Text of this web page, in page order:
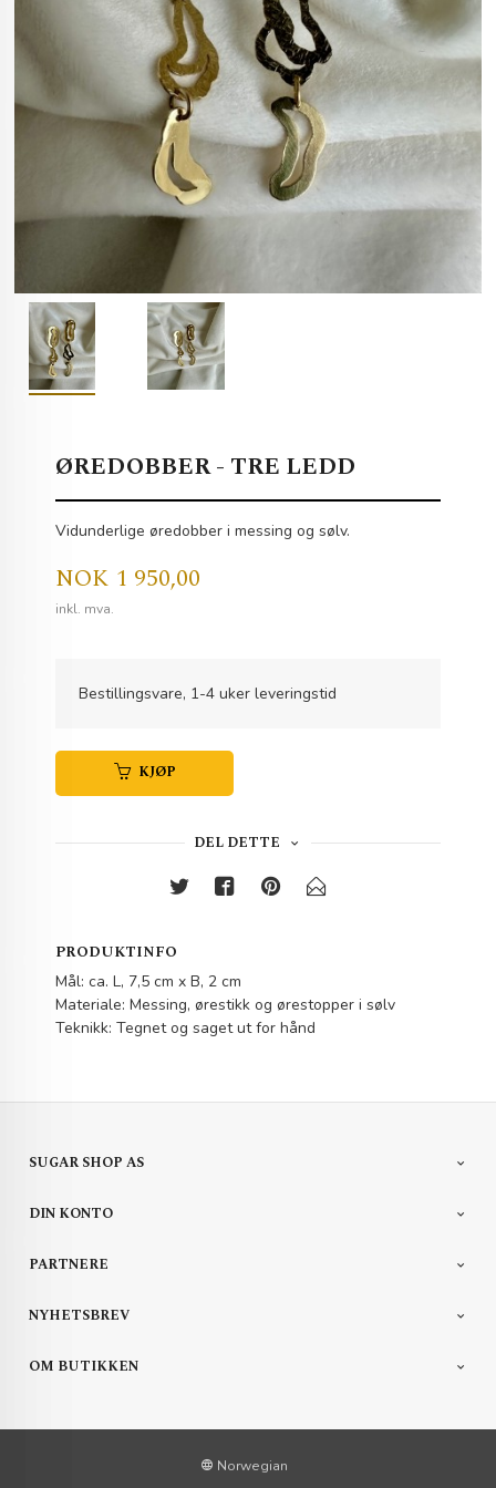
ØREDOBBER - TRE LEDD
Vidunderlige øredobber i messing og sølv.
Pris
NOK 1 950,00
inkl. mva.
Bestillingsvare, 1-4 uker leveringstid
KJØP
DEL DETTE
PRODUKTINFO
Mål: ca. L, 7,5 cm x B, 2 cm
Materiale: Messing, ørestikk og ørestopper i sølv
Teknikk: Tegnet og saget ut for hånd
SUGAR SHOP AS
DIN KONTO
PARTNERE
NYHETSBREV
OM BUTIKKEN
Norwegian